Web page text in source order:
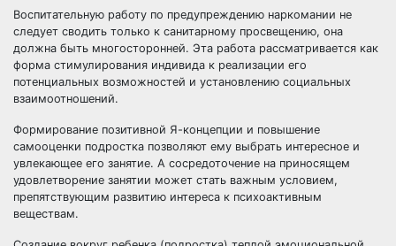
Воспитательную работу по предупреждению наркомании не
следует сводить только к санитарному просвещению, она
должна быть многосторонней. Эта работа рассматривается как
форма стимулирования индивида к реализации его
потенциальных возможностей и установлению социальных
взаимоотношений.
Формирование позитивной Я-концепции и повышение
самооценки подростка позволяют ему выбрать интересное и
увлекающее его занятие. А сосредоточение на приносящем
удовлетворение занятии может стать важным условием,
препятствующим развитию интереса к психоактивным
веществам.